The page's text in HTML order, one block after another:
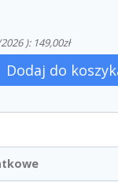
): 149,00zł
Dodaj do